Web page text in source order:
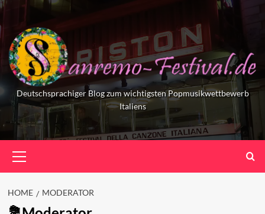
Skip
to
content
Deutschsprachiger Blog zum wichtigsten Popmusikwettbewerb
Italiens
Menu
HOME MODERATOR